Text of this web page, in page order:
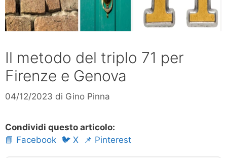
Il metodo del triplo 71 per
Firenze e Genova
04/12/2023 di Gino Pinna
Condividi questo articolo:
📘 Facebook 🐦 X 📌 Pinterest